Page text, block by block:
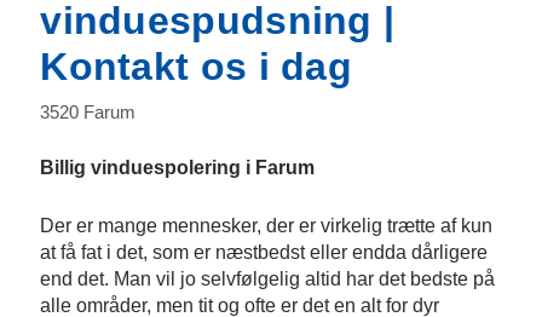
vinduespudsning |
Kontakt os i dag
3520 Farum
Billig vinduespolering i Farum
Der er mange mennesker, der er virkelig trætte af kun
at få fat i det, som er næstbedst eller endda dårligere
end det. Man vil jo selvfølgelig altid har det bedste på
alle områder, men tit og ofte er det en alt for dyr